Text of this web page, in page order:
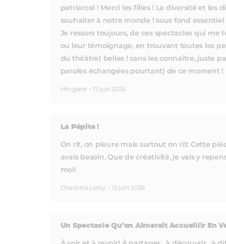
patriarcal ! Merci les filles ! La diversité et les
souhaiter à notre monde ! sous fond essentiel
Je ressors toujours, de ces spectacles qui
ou leur témoignage, en trouvant toutes les
du théâtre) belles ! sans les connaître, juste
paroles échangées pourtant) de ce moment !
Morgane - 17 juin 2026
La Pépite !
On rit, on pleure mais surtout on rit! Cette
avais besoin. Que de créativité, je vais y
moi!
Charlotte Leroy - 13 juin 2026
Un Spectacle Qu’on Aimerait Accueillir En